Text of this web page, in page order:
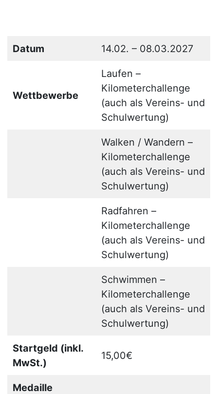
Datum 14.02. – 08.03.2027
Wettbewerbe
Laufen –
Kilometerchallenge
(auch als Vereins- und
Schulwertung)
Walken / Wandern –
Kilometerchallenge
(auch als Vereins- und
Schulwertung)
Radfahren –
Kilometerchallenge
(auch als Vereins- und
Schulwertung)
Schwimmen –
Kilometerchallenge
(auch als Vereins- und
Schulwertung)
Startgeld (inkl.
MwSt.)
15,00€
Medaille